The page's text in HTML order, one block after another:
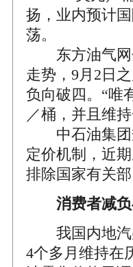
扬，业内预计
荡。
东方油气网
走势，9月2日
负向破四。“唯
／桶，并且维
中石油集团
定价机制，近
排除国家有关
消费者减负
我国内地汽
4个多月维持在